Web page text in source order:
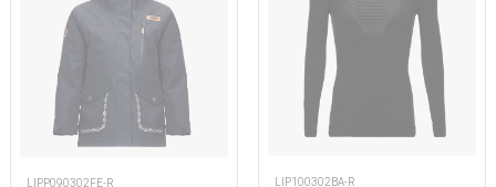
LIPP090302FE-R LIP100302BA-R